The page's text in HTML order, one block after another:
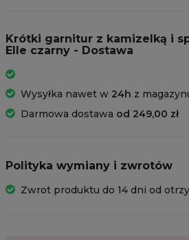
Krótki garnitur z kamizelką i
Elle czarny - Dostawa
Wysyłka nawet w 24h z
Darmowa dostawa od 249,00 zł
Polityka wymiany i zwrotów
Zwrot produktu do 14 dni od